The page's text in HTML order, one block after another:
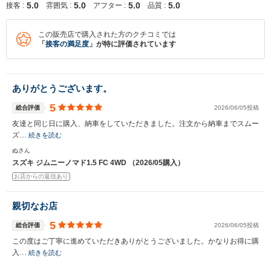
接客 : 5.0 雰囲気 : 5.0 アフター : 5.0 品質 : 5.0
この販売店で購入された方のクチコミでは
「 接客の満足度 」が特に評価されています
ありがとうございます。
総合評価 5 2026/06/05投稿
友達と同じ日に購入、納車をしていただきました。注文から納車までスムー
ズ… 続きを読む
ぬさん
スズキ ジムニーノマド1.5 FC 4WD （2026/05購入）
お店からの返信あり
親切なお店
総合評価 5 2026/06/05投稿
この度はご丁寧に進めていただきありがとうございました。かなりお得に購
入… 続きを読む
※次回問い合わせをする際に自動入力されます
※保存された情報は90日で破棄されます